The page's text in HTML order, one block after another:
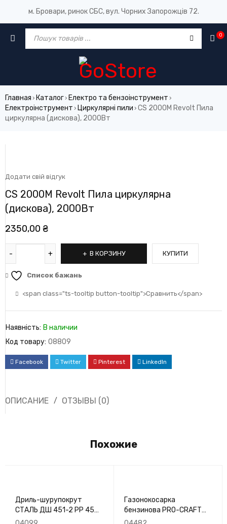
м. Бровари, ринок СБС, вул. Чорних Запорожців 72.
0
Главная › Каталог› Електро та бензоінструмент ›
Електроінструмент › Циркулярні пили › CS 2000M Revolt Пила
циркулярна (дискова), 2000Вт
Додати свій відгук
CS 2000M Revolt Пила циркулярна
(дискова), 2000Вт
2350,00 ₴
В КОРЗИНУ КУПИТИ
Список бажань
<span class="ts-tooltip button-tooltip">Сравнить</span>
Наявність: В наличии
Код товару: 08809
Facebook Twitter Pinterest LinkedIn
ОПИСАНИЕ ОТЗЫВЫ (0)
Похожие
Дриль-шурупокрут
СТАЛЬ ДШ 451-2 РР 450
Вт
Газонокосарка
бензинова PRO-CRAFT
PLM-460